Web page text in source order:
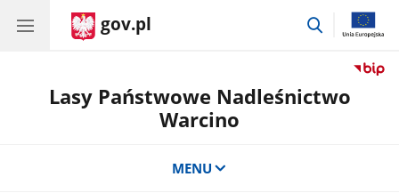
gov.pl
przejdź
Lasy Państwowe Nadleśnictwo
Warcino
MENU